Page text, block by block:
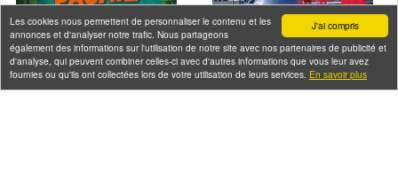
J'ai compris
Les cookies nous permettent de personnaliser le contenu et les
annonces et d'analyser notre trafic. Nous partageons
également des informations sur l'utilisation de notre site avec nos partenaires de publicité et
d'analyse, qui peuvent combiner celles-ci avec d'autres informations que vous leur avez
fournies ou qu'ils ont collectées lors de votre utilisation de leurs services. En savoir plus